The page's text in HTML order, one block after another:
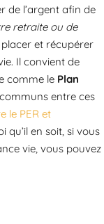
de l’argent afin de
retraite ou de
et récupérer
Il convient de
comme le Plan
entre ces
le PER et
qu’il en soit, si vous
vie, vous pouvez